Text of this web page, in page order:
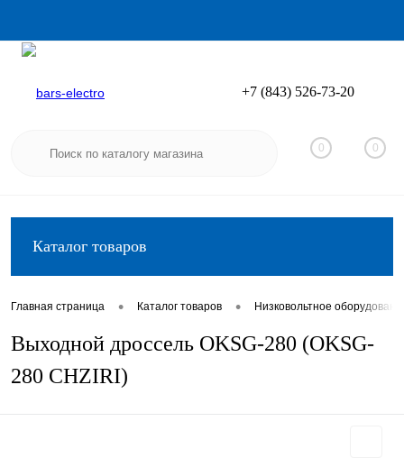
Вход
+7 (843) 526-73-20
0 0
Каталог товаров
Главная страница • Каталог товаров • Низковольтное
Выходной дроссель OKSG-280 (OKSG-
280 CHZIRI)